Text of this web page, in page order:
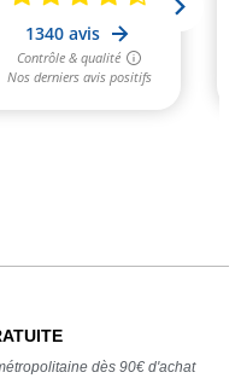
dès 90€ d'achat